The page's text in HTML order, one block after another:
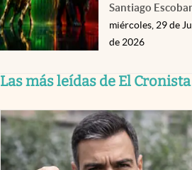
Santiago Escobar
miércoles, 29 de
de 2026
Las más leídas de El